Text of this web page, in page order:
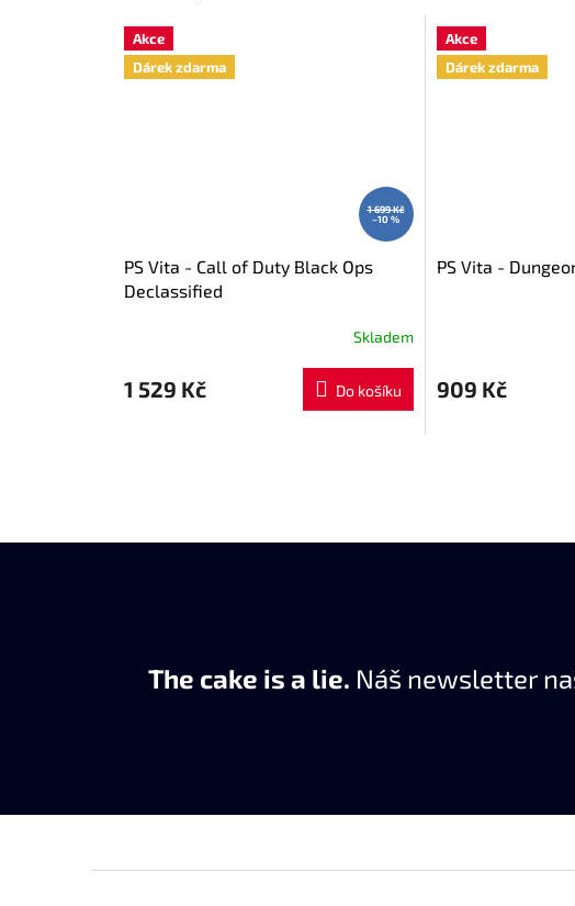
Akce
Dárek zdarma
1 699 Kč
–10 %
PS Vita - Call of Duty Black Ops
Declassified
Skladem
1 529 Kč Do košíku
Akce
Dárek zdarma
PS Vita -
909 Kč
The cake is a lie. Náš newsletter